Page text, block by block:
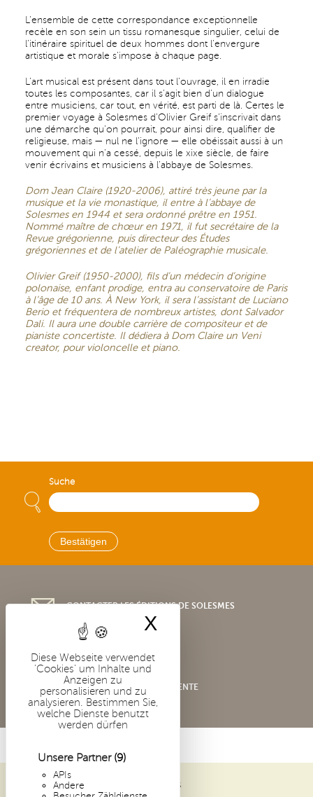
Diese Webseite verwendet
'Cookies' um Inhalte und
Anzeigen zu
personalisieren und zu
analysieren. Bestimmen Sie,
welche Dienste benutzt
werden dürfen
Unsere Partner (9)
APIs
Andere
X
L’ensemble de cette correspondance exceptionnelle
recèle en son sein un tissu romanesque singulier, celui de
l’itinéraire spirituel de deux hommes dont l’envergure
artistique et morale s’impose à chaque page.
L’art musical est présent dans tout l’ouvrage, il en irradie
toutes les composantes, car il s’agit bien d’un dialogue
entre musiciens, car tout, en vérité, est parti de là. Certes le
premier voyage à Solesmes d’Olivier Greif s’inscrivait dans
une démarche qu’on pourrait, pour ainsi dire, qualifier de
religieuse, mais — nul ne l’ignore — elle obéissait aussi à un
mouvement qui n’a cessé, depuis le xixe siècle, de faire
venir écrivains et musiciens à l’abbaye de Solesmes.
Dom Jean Claire (1920-2006), attiré très jeune par la
musique et la vie monastique, il entre à l’abbaye de
Solesmes en 1944 et sera ordonné prêtre en 1951.
Nommé maître de chœur en 1971, il fut secrétaire de la
Revue grégorienne, puis directeur des Études
grégoriennes et de l’ate­lier de Paléographie musi­cale.
Olivier Greif (1950-2000), fils d’un médecin d’origine
polo­naise, enfant prodige, entra au conservatoire de Paris
à l’âge de 10 ans. À New York, il sera l’assistant de Luciano
Berio et fré­quentera de nombreux arti­stes, dont Salvador
Dali. Il aura une double carrière de compositeur et de
pianiste concertiste. Il dé­diera à Dom Claire un Veni
creator, pour violoncelle et piano.
Suche
CONTACTER LES ÉDITIONS DE SOLESMES
CONDITIONS GÉNÉRALES DE VENTE
ABBAYE SAINT-PIERRE DE SOLESMES